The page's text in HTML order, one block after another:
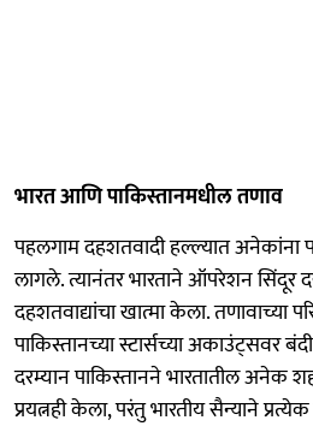
भारत आणि पाकिस्तानमधील तणाव
पहलगाम दहशतवादी हल्ल्यात अनेकांना
लागले. त्यानंतर भारताने ऑपरेशन सिंदूर
दहशतवाद्यांचा खात्मा केला. तणावाच्या
पाकिस्तानच्या स्टार्सच्या अकाउंट्सवर
दरम्यान पाकिस्तानने भारतातील अनेक
प्रयत्नही केला, परंतु भारतीय सैन्याने